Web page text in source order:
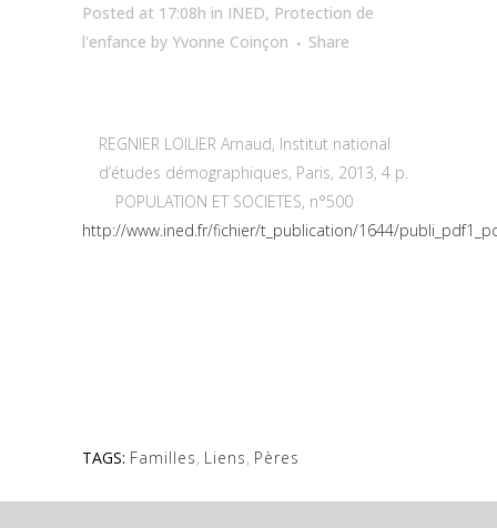
Posted at 17:08h in INED, Protection de
l'enfance by Yvonne Coinçon Share
REGNIER LOILIER Arnaud, Institut national
d’études démographiques, Paris, 2013, 4 p.
POPULATION ET SOCIETES, n°500
http://www.ined.fr/fichier/t_publication/1644/
TAGS: Familles, Liens, Pères